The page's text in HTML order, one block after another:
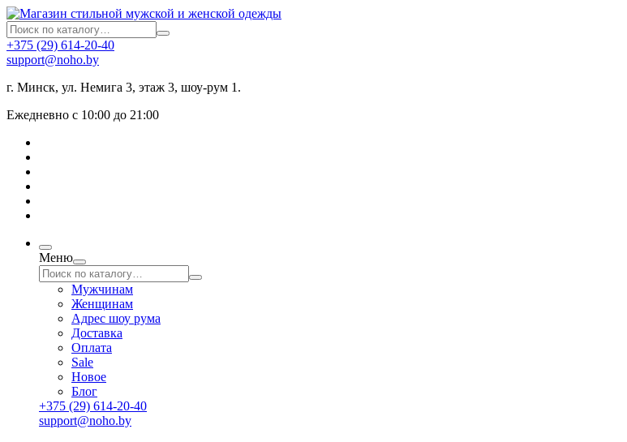
+375 (29) 614-20-40
support@noho.by
г. Минск, ул. Немига 3, этаж 3, шоу-рум 1.
Ежедневно с 10:00 до 21:00
Меню
Мужчинам
Женщинам
Адрес шоу рума
Доставка
Оплата
Sale
Новое
Блог
+375 (29) 614-20-40
support@noho.by